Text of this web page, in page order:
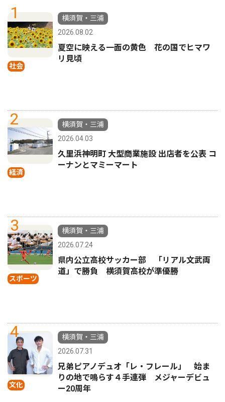
1
社会
横須賀・三浦
2026.08.02
夏空に映える一面の黄色 花の国でヒマワ
リ見頃
2
経済
横須賀・三浦
2026.04.03
久里浜神明町 大型商業施設 出店者を公表 コ
ーナンとマミーマート
3
スポーツ
横須賀・三浦
2026.07.24
県内公立高校サッカー部 「リアル文武両
道」で勝負 横須賀高校が準優勝
4
文化
横須賀・三浦
2026.07.31
兄弟ピアノデュオ「レ・フレール」 始ま
りの地で鳴らす４手連弾 メジャーデビュ
ー20周年